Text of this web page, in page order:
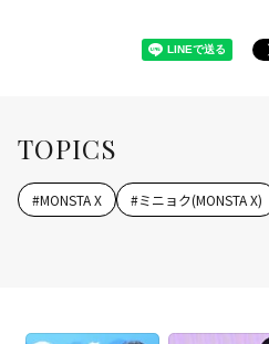
TOPICS
#MONSTA X #ミニョク(MONSTA X)